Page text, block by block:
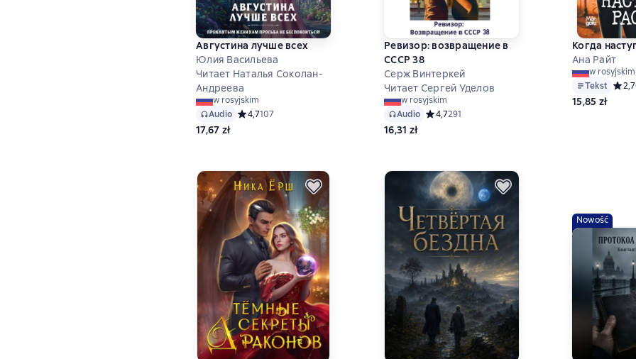
Августина лучше всех
Юлия Васильева
Читает Наталья Соколан-
Андреева
w rosyjskim
Audio Средний рейтинг 4,7 на основе 107 оценок
4,7107
17,67 zł
Ревизор: возвращение в
СССР 38
Серж Винтеркей
Читает Сергей Уделов
w rosyjskim
Audio Средний рейтинг 4,7 на основе 291 оценок
4,7291
16,31 zł
Когда
Ана Райт
w rosyjskim
Tekst
2,7
15,85 zł
Nowość